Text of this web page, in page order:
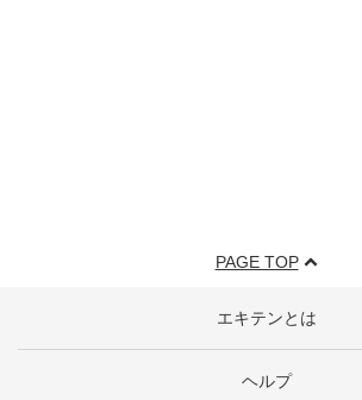
PAGE TOP
エキテンとは
ヘルプ